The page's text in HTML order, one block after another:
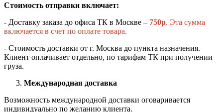
Стоимость отправки включает:
- Доставку заказа до офиса ТК в Москве – 750р. Эта сумма
включается в счет по оплате товара.
- Стоимость доставки от г. Москва до пункта назначения.
Клиент оплачивает отдельно, по тарифам ТК при получении
груза.
Международная доставка
Возможность международной доставки оговаривается
индивидуально по желанию клиента.